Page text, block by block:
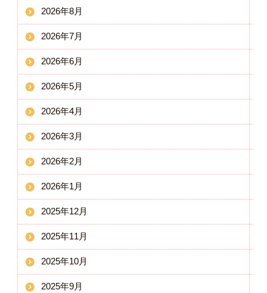
2026年8月
2026年7月
2026年6月
2026年5月
2026年4月
2026年3月
2026年2月
2026年1月
2025年12月
2025年11月
2025年10月
2025年9月